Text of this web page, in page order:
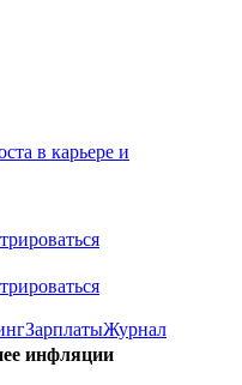
в карьере и
ЗарплатыЖурнал
инфляции